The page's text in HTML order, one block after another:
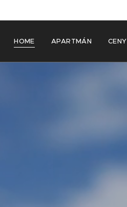
HOME APARTMÁN CENY